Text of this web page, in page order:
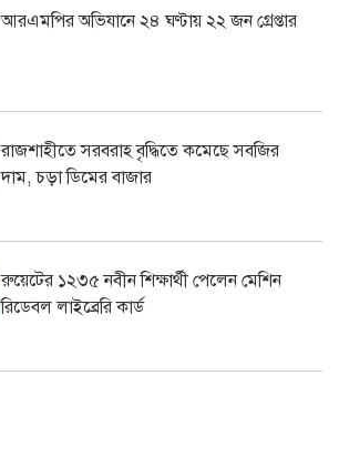
আরএমপির অভিযানে ২৪ ঘণ্টায় ২২ জন গ্রেপ্তার
রাজশাহীতে সরবরাহ বৃদ্ধিতে কমেছে সবজির
দাম, চড়া ডিমের বাজার
রুয়েটের ১২৩৫ নবীন শিক্ষার্থী পেলেন মেশিন
রিডেবল লাইব্রেরি কার্ড